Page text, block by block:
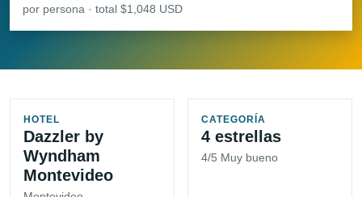
por persona · total $1,048 USD
HOTEL
Dazzler by
Wyndham
Montevideo
CATEGORÍA
4 estrellas
4/5 Muy bueno